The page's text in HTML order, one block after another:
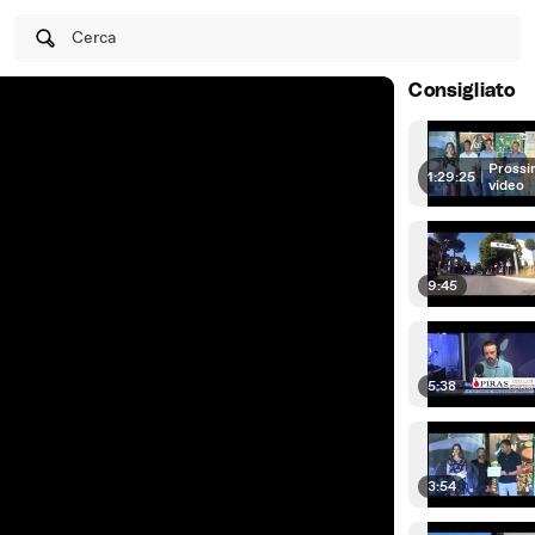
Cerca
Consigliato
1:29:25 | video
9:45
5:38
3:54